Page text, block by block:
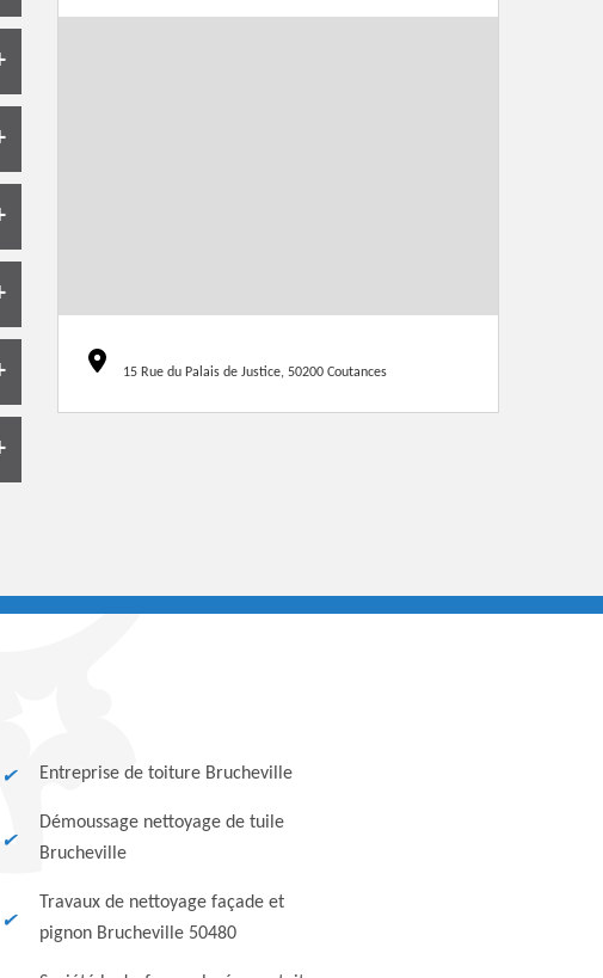
15 Rue du Palais de Justice, 50200 Coutances
Entreprise de toiture Brucheville
Démoussage nettoyage de tuile
Brucheville
Travaux de nettoyage façade et
pignon Brucheville 50480